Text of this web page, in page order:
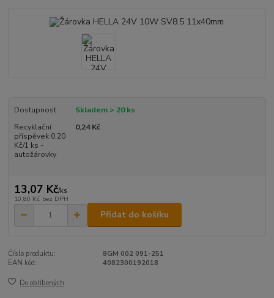
Dostupnost
Skladem > 20 ks
Recyklační
příspěvek 0,20
Kč/1 ks -
autožárovky
0,24 Kč
13,07 Kč/ks
10,80 Kč bez DPH
Přidat do košíku
Číslo produktu:
8GM 002 091-251
EAN kód:
4082300192018
Do oblíbených